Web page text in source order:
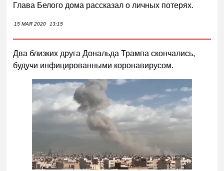
Глава Белого дома рассказал о личных потерях.
15 МАЯ 2020 13:15
Два близких друга Дональда Трампа скончались,
будучи инфицированными коронавирусом.